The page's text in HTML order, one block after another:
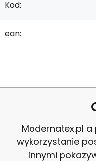
Kod:
ean:
Čalounická látka
POZOR!!!!
Modernatex.pl
wykorzystanie
innymi